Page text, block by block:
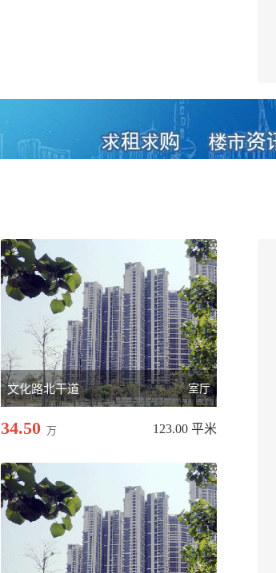
文化路北干道 室厅
34.50 万 123.00 平米